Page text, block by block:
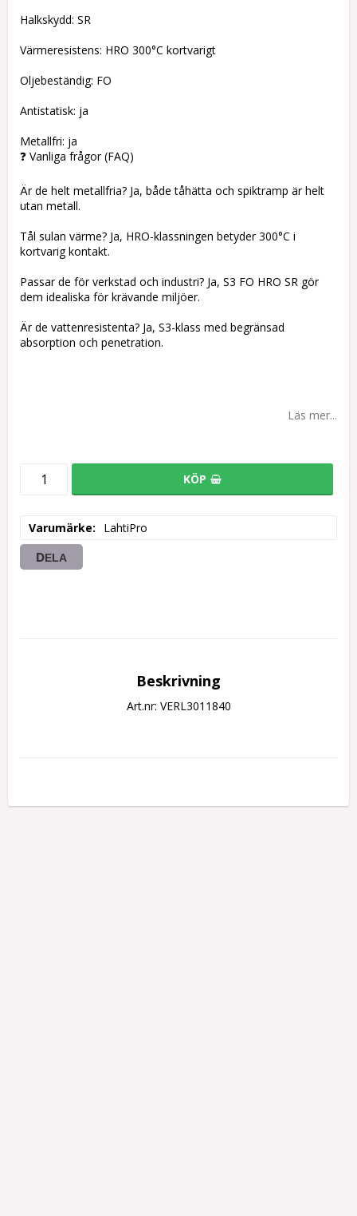
Halkskydd: SR
Värmeresistens: HRO 300°C kortvarigt
Oljebeständig: FO
Antistatisk: ja
Metallfri: ja
❓ Vanliga frågor (FAQ)
Är de helt metallfria? Ja, både tåhätta och spiktramp är helt
utan metall.
Tål sulan värme? Ja, HRO-klassningen betyder 300°C i
kortvarig kontakt.
Passar de för verkstad och industri? Ja, S3 FO HRO SR gör
dem idealiska för krävande miljöer.
Är de vattenresistenta? Ja, S3-klass med begränsad
absorption och penetration.
Läs mer...
KÖP
Varumärke LahtiPro
DELA
Beskrivning
Art.nr: VERL3011840